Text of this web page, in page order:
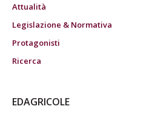
Attualità
Legislazione & Normativa
Protagonisti
Ricerca
EDAGRICOLE